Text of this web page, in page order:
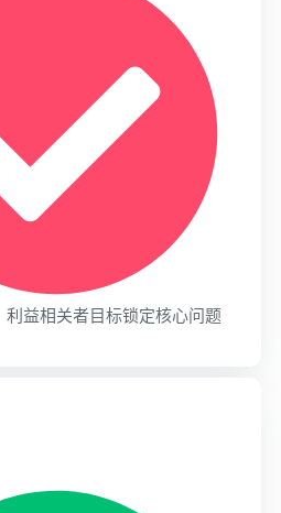
利益相关者目标锁定核心问题​